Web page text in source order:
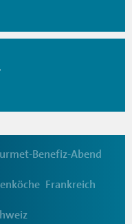
Benefiz-Abend
Frankreich